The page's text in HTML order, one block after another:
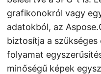
grafikonokról vagy
adatokból, az
biztosítja a
folyamat
minőségű képek